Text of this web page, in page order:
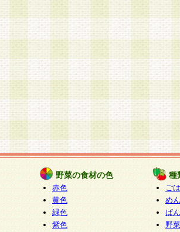
野菜の食材の色
赤色
黄色
緑色
紫色
種
ご
めん
ぱん
野